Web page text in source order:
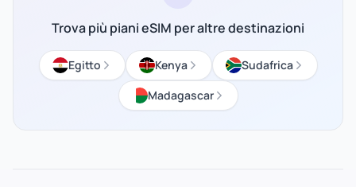
Trova più piani eSIM per altre destinazioni
Egitto Kenya
Sudafrica
Madagascar